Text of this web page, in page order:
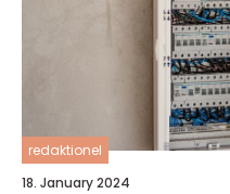
redaktionel
18. January 2024